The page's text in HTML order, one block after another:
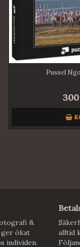
Pussel
&
ger ökat
individen.
alltid